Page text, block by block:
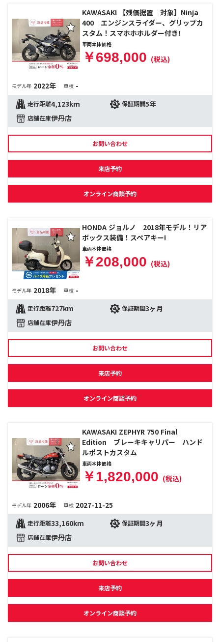
KAWASAKI 【残価据置 対象】Ninja
400 エンジンスライダー、グリップカ
スタム！スマホホホルダー付き!
車両本体価格
￥698,000 (税込)
モデル年 2022年 車検 -
走行距離4,123km 保証期間5年
店舗在庫伊丹店
お問い合わせ
来店予約
オンライン商談予約
HONDA ジョルノ 2018年モデル！リア
ボックス装備！スペアキー!
車両本体価格
￥208,000 (税込)
モデル年 2018年 車検 -
走行距離727km 保証期間3ヶ月
店舗在庫伊丹店
お問い合わせ
来店予約
オンライン商談予約
KAWASAKI ZEPHYR 750 Final
Edition ブレーキキャリパー ハンド
ルポストカスタム
車両本体価格
￥1,820,000 (税込)
モデル年 2006年 車検 2027-11-25
走行距離33,160km 保証期間3ヶ月
店舗在庫伊丹店
お問い合わせ
来店予約
オンライン商談予約